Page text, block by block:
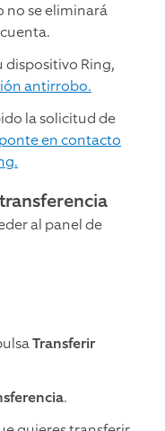
no se eliminará
dispositivo Ring,
antirrobo.
la solicitud de
ponte en contacto
al panel de
Transferir
.